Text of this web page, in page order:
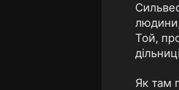
Той,
Як там